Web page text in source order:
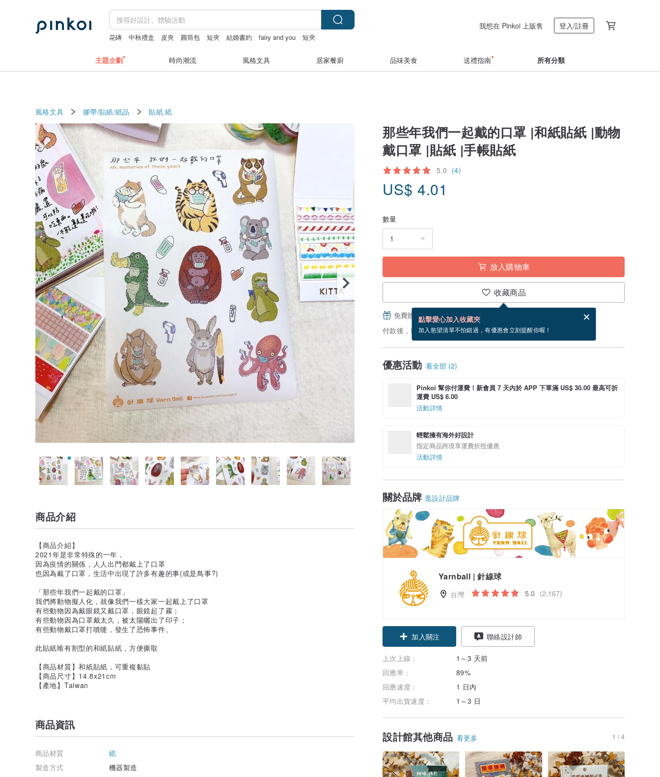
花磚 中秋禮盒 皮夾 圓筒包 短夾 結婚書約 fairy and you 短夾
我想在 Pinkoi 上販售 登入/註冊
主題企劃 時尚潮流 風格文具 居家餐廚 品味美食 送禮指南 所有分類
風格文具 膠帶/貼紙/紙品 貼紙 紙
那些年我們一起戴的口罩 |和紙貼紙 |動物
戴口罩 |貼紙 |手帳貼紙
5.0 (4)
US$ 4.01
數量
放入購物車
收藏商品
點擊愛心加入收藏夾
加入慾望清單不怕錯過，有優惠會立刻提醒你喔！
免費贈送電子賀卡，結帳完成後填寫
付款後，從備貨到寄出商品為 3 個工作天。（不包含假日）
優惠活動 看全部 (2)
Pinkoi 幫你付運費！新會員 7 天內於 APP 下單滿 US$ 30.00 最高可折
運費 US$ 6.00
活動詳情
輕鬆擁有海外好設計
指定商品跨境享運費折抵優惠
活動詳情
關於品牌 逛設計品牌
Yarnball | 針線球
台灣 5.0 (2,167)
加入關注 聯絡設計師
上次上線：
1～3 天前
回應率：
89%
回應速度：
1 日內
平均出貨速度：
1～3 日
設計館其他商品 看更多 1 / 4
商品介紹
【商品介紹】
2021年是非常特殊的一年，
因為疫情的關係，人人出門都戴上了口罩
也因為戴了口罩，生活中出現了許多有趣的事(或是鳥事?)
「那些年我們一起戴的口罩」
我們將動物擬人化，就像我們一樣大家一起戴上了口罩
有些動物因為戴眼鏡又戴口罩，眼鏡起了霧；
有些動物因為口罩戴太久，被太陽曬出了印子；
有些動物戴口罩打噴嚏，發生了恐怖事件。
此貼紙唯有割型的和紙貼紙，方便撕取
【商品材質】和紙貼紙，可重複黏貼
【商品尺寸】14.8x21cm
【產地】Taiwan
商品資訊
商品材質
紙
製造方式
機器製造